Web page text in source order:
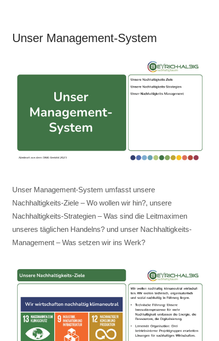
Unser Management-System
Unser Management-System umfasst unsere
Nachhaltigkeits-Ziele – Wo wollen wir hin?, unsere
Nachhaltigkeits-Strategien – Was sind die Leitmaximen
unseres täglichen Handelns? und unser Nachhaltigkeits-
Management – Was setzen wir ins Werk?